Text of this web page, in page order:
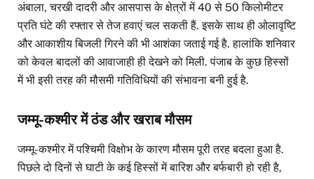
अंबाला, चरखी दादरी और आसपास के क्षेत्रों में 40 से 50 किलोमीटर
प्रति घंटे की रफ्तार से तेज हवाएं चल सकती हैं. इसके साथ ही ओलावृष्टि
और आकाशीय बिजली गिरने की भी आशंका जताई गई है. हालांकि शनिवार
को केवल बादलों की आवाजाही ही देखने को मिली. पंजाब के कुछ हिस्सों
में भी इसी तरह की मौसमी गतिविधियों की संभावना बनी हुई है.
जम्मू-कश्मीर में ठंड और खराब मौसम
जम्मू-कश्मीर में पश्चिमी विक्षोभ के कारण मौसम पूरी तरह बदला हुआ है.
पिछले दो दिनों से घाटी के कई हिस्सों में बारिश और बर्फबारी हो रही है,